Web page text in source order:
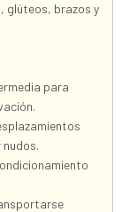
glúteos, brazos y
para